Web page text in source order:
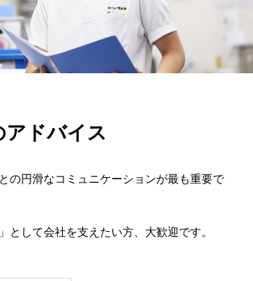
アドバイス
の円滑なコミュニケーションが最も重要で
として会社を支えたい方、大歓迎です。